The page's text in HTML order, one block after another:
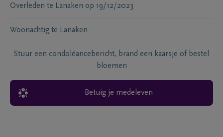
Overleden te Lanaken op 19/12/2023
Woonachtig te Lanaken
Stuur een condoléancebericht, brand een kaarsje of bestel
bloemen
Betuig je medeleven